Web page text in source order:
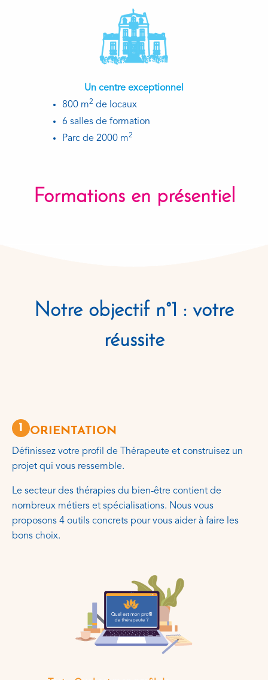
Un centre exceptionnel
800 m2 de locaux
6 salles de formation
Parc de 2000 m2
Formations en présentiel
Notre objectif n°1 : votre
réussite
1 ORIENTATION
Définissez votre profil de Thérapeute et construisez un
projet qui vous ressemble.
Le secteur des thérapies du bien-être contient de
nombreux métiers et spécialisations. Nous vous
proposons 4 outils concrets pour vous aider à faire les
bons choix.